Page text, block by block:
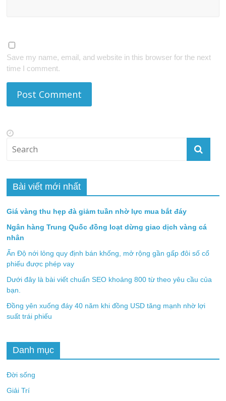
Save my name, email, and website in this browser for the next
time I comment.
Bài viết mới nhất
Giá vàng thu hẹp đà giảm tuần nhờ lực mua bắt đáy
Ngân hàng Trung Quốc đồng loạt dừng giao dịch vàng cá
nhân
Ấn Độ nới lỏng quy định bán khống, mở rộng gần gấp đôi số cổ
phiếu được phép vay
Dưới đây là bài viết chuẩn SEO khoảng 800 từ theo yêu cầu của
bạn.
Đồng yên xuống đáy 40 năm khi đồng USD tăng mạnh nhờ lợi
suất trái phiếu
Danh mục
Đời sống
Giải Trí